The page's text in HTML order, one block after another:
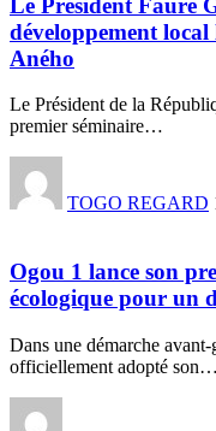
développement local
Aného
Le Président de la
premier séminaire…
TOGO REGARD
Ogou 1 lance son
écologique pour un
Dans une démarche
officiellement adopté son…